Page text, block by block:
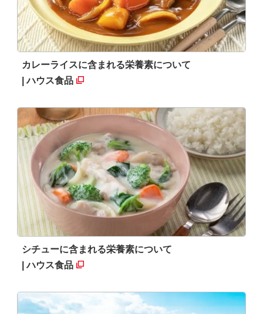
カレーライスに含まれる栄養素について
| ハウス食品
シチューに含まれる栄養素について
| ハウス食品